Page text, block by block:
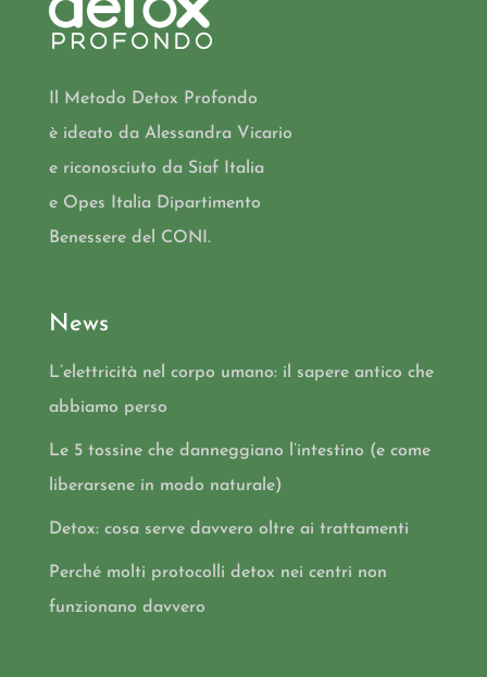
Il Metodo Detox Profondo
è ideato da Alessandra Vicario
e riconosciuto da Siaf Italia
e Opes Italia Dipartimento
Benessere del CONI.
News
L’elettricità nel corpo umano: il sapere antico che
abbiamo perso
Le 5 tossine che danneggiano l’intestino (e come
liberarsene in modo naturale)
Detox: cosa serve davvero oltre ai trattamenti
Perché molti protocolli detox nei centri non
funzionano davvero